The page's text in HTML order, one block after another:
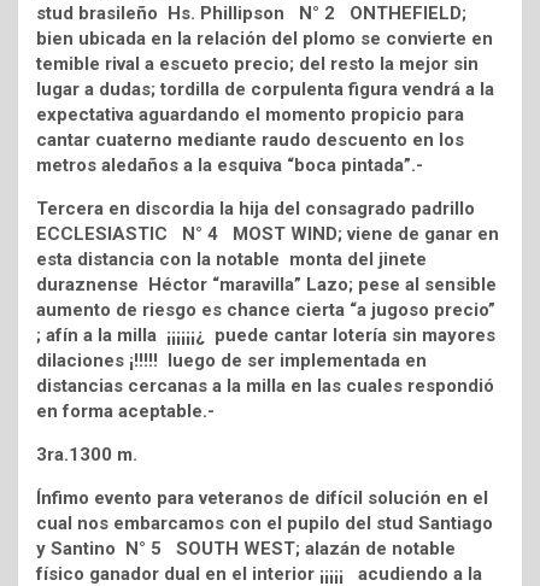
stud brasileño Hs. Phillipson N° 2 ONTHEFIELD;
bien ubicada en la relación del plomo se convierte en
temible rival a escueto precio; del resto la mejor sin
lugar a dudas; tordilla de corpulenta figura vendrá a la
expectativa aguardando el momento propicio para
cantar cuaterno mediante raudo descuento en los
metros aledaños a la esquiva “boca pintada”.-
Tercera en discordia la hija del consagrado padrillo
ECCLESIASTIC N° 4 MOST WIND; viene de ganar en
esta distancia con la notable monta del jinete
duraznense Héctor “maravilla” Lazo; pese al sensible
aumento de riesgo es chance cierta “a jugoso precio”
; afín a la milla ¡¡¡¡¡¡¿ puede cantar lotería sin mayores
dilaciones ¡!!!!! luego de ser implementada en
distancias cercanas a la milla en las cuales respondió
en forma aceptable.-
3ra.1300 m.
Ínfimo evento para veteranos de difícil solución en el
cual nos embarcamos con el pupilo del stud Santiago
y Santino N° 5 SOUTH WEST; alazán de notable
físico ganador dual en el interior ¡¡¡¡¡ acudiendo a la